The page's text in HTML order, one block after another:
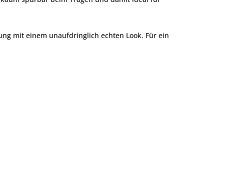
mit einem unaufdringlich echten Look. Für ein